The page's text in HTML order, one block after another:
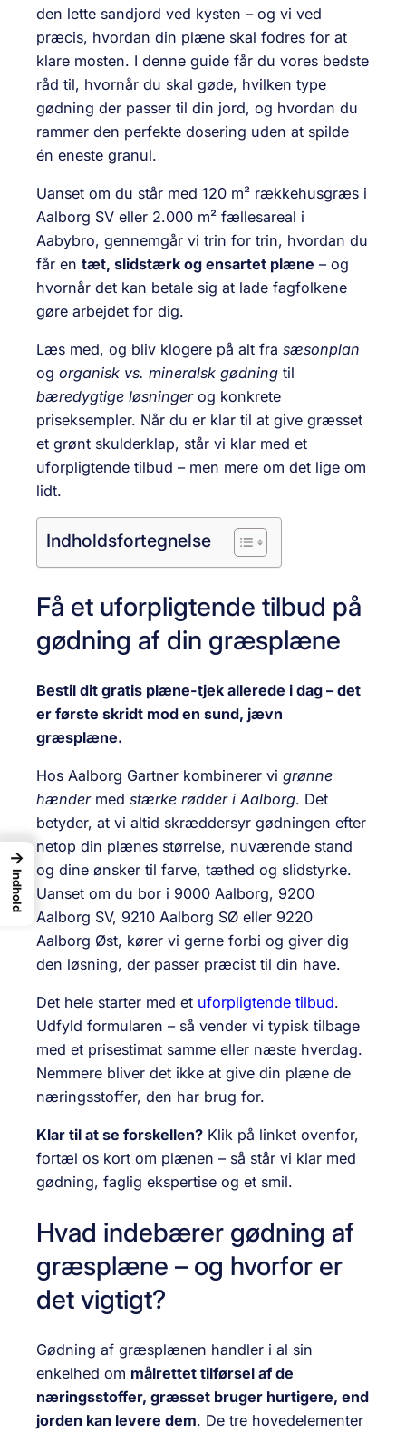
den lette sandjord ved kysten – og vi ved
præcis, hvordan din plæne skal fodres for at
klare mosten. I denne guide får du vores bedste
råd til, hvornår du skal gøde, hvilken type
gødning der passer til din jord, og hvordan du
rammer den perfekte dosering uden at spilde
én eneste granul.
Uanset om du står med 120 m² rækkehusgræs i
Aalborg SV eller 2.000 m² fællesareal i
Aabybro, gennemgår vi trin for trin, hvordan du
får en tæt, slidstærk og ensartet plæne – og
hvornår det kan betale sig at lade fagfolkene
gøre arbejdet for dig.
Læs med, og bliv klogere på alt fra sæsonplan
og organisk vs. mineralsk gødning til
bæredygtige løsningerog konkrete
priseksempler. Når du er klar til at give græsset
et grønt skulderklap, står vi klar med et
uforpligtende tilbud – men mere om det lige om
lidt.
Indholdsfortegnelse
Få et uforpligtende tilbud på
gødning af din græsplæne
Bestil dit gratis plæne-tjek allerede i dag – det
er første skridt mod en sund, jævn
græsplæne.
Hos Aalborg Gartner kombinerer vi grønne
hændermed stærke rødder i Aalborg. Det
betyder, at vi altid skræddersyr gødningen efter
netop din plænes størrelse, nuværende stand
og dine ønsker til farve, tæthed og slidstyrke.
Uanset om du bor i 9000 Aalborg, 9200
Aalborg SV, 9210 Aalborg SØ eller 9220
Aalborg Øst, kører vi gerne forbi og giver dig
den løsning, der passer præcist til din have.
Det hele starter med et uforpligtende tilbud.
Udfyld formularen – så vender vi typisk tilbage
med et prisestimat samme eller næste hverdag.
Nemmere bliver det ikke at give din plæne de
næringsstoffer, den har brug for.
Klar til at se forskellen? Klik på linket ovenfor,
fortæl os kort om plænen – så står vi klar med
gødning, faglig ekspertise og et smil.
Hvad indebærer gødning af
græsplæne – og hvorfor er
det vigtigt?
Gødning af græsplænen handler i al sin
enkelhed om målrettet tilførsel af de
næringsstoffer, græsset bruger hurtigere, end
jorden kan levere dem. De tre hovedelementer
→
Indhold